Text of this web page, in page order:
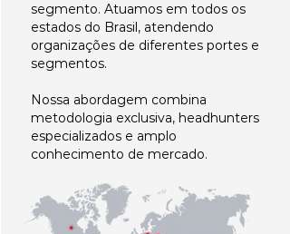
segmento. Atuamos em todos os
estados do Brasil, atendendo
organizações de diferentes portes e
segmentos.
Nossa abordagem combina
metodologia exclusiva, headhunters
especializados e amplo
conhecimento de mercado.